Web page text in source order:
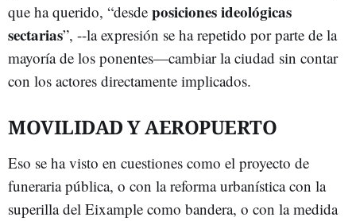
que ha querido, “desde posiciones ideológicas
sectarias”, --la expresión se ha repetido por parte de la
mayoría de los ponentes—cambiar la ciudad sin contar
con los actores directamente implicados.
MOVILIDAD Y AEROPUERTO
Eso se ha visto en cuestiones como el proyecto de
funeraria pública, o con la reforma urbanística con la
superilla del Eixample como bandera, o con la medida